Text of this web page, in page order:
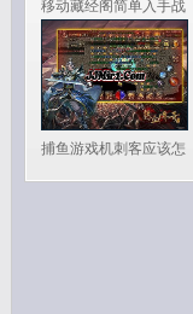
移动藏经阁简单入手战
捕鱼游戏机刺客应该怎